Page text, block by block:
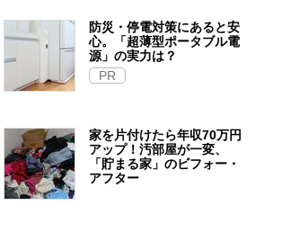
防災・停電対策にあると安
心。「超薄型ポータブル電
源」の実力は？​
PR
家を片付けたら年収70万円
アップ！汚部屋が一変、
「貯まる家」のビフォー・
アフター